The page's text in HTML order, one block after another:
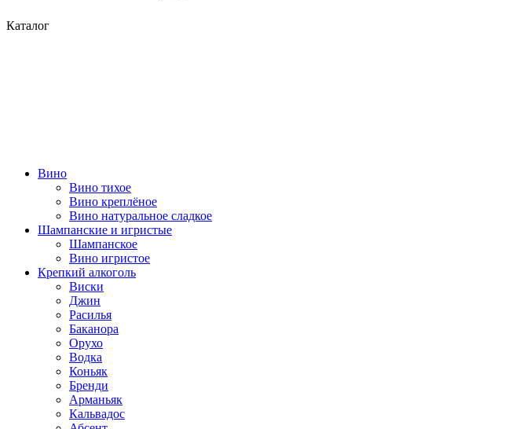
Каталог
Вино
Вино тихое
Вино креплёное
Вино натуральное сладкое
Шампанские и игристые
Шампанское
Вино игристое
Крепкий алкоголь
Виски
Джин
Расилья
Баканора
Орухо
Водка
Коньяк
Бренди
Арманьяк
Кальвадос